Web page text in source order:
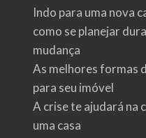
Indo para uma nova
como se planejar
mudança
As melhores formas
para seu imóvel
A crise te ajudará na
uma casa